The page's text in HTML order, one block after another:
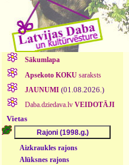
Sākumlapa
Apsekoto KOKUsaraksts
JAUNUMI (01.08.2026.)
Daba.dziedava.lv VEIDOTĀJI
Vietas
Aizkraukles rajons
Alūksnes rajons